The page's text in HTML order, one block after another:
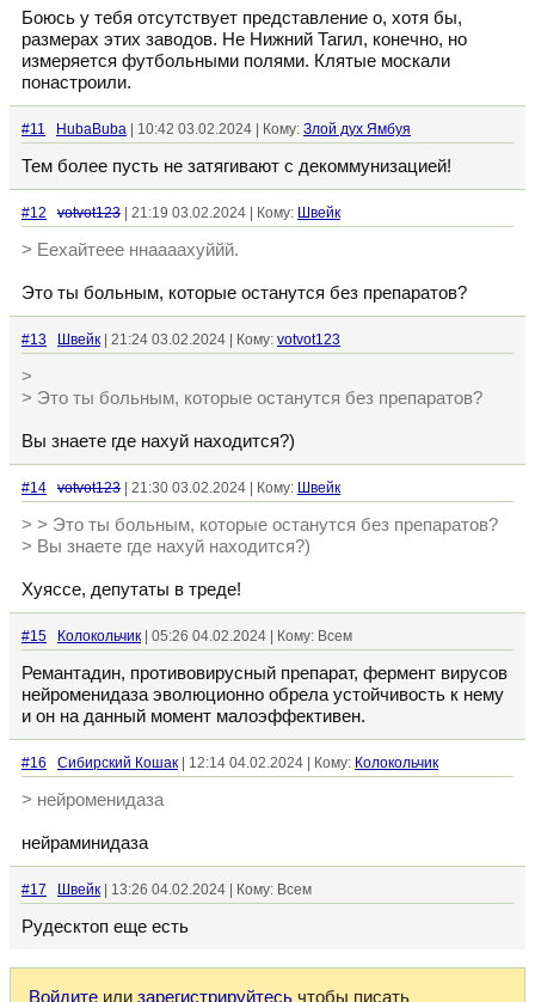
Боюсь у тебя отсутствует представление о, хотя бы,
размерах этих заводов. Не Нижний Тагил, конечно, но
измеряется футбольными полями. Клятые москали
понастроили.
#11 HubaBuba | 10:42 03.02.2024 | Кому: Злой дух Ямбуя
Тем более пусть не затягивают с декоммунизацией!
#12 votvot123 | 21:19 03.02.2024 | Кому: Швейк
> Еехайтеее ннаааахуййй.
Это ты больным, которые останутся без препаратов?
#13 Швейк | 21:24 03.02.2024 | Кому: votvot123
>
> Это ты больным, которые останутся без препаратов?
Вы знаете где нахуй находится?)
#14 votvot123 | 21:30 03.02.2024 | Кому: Швейк
> > Это ты больным, которые останутся без препаратов?
> Вы знаете где нахуй находится?)
Хуяссе, депутаты в треде!
#15 Колокольчик | 05:26 04.02.2024 | Кому: Всем
Ремантадин, противовирусный препарат, фермент вирусов
нейроменидаза эволюционно обрела устойчивость к нему
и он на данный момент малоэффективен.
#16 Сибирский Кошак | 12:14 04.02.2024 | Кому: Колокольчик
> нейроменидаза
нейраминидаза
#17 Швейк | 13:26 04.02.2024 | Кому: Всем
Рудесктоп еще есть
Войдите или зарегистрируйтесь чтобы писать